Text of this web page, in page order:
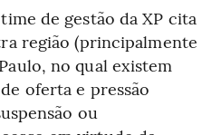
de gestão da XP cita
região (principalmente
no qual existem
oferta e pressão
ou